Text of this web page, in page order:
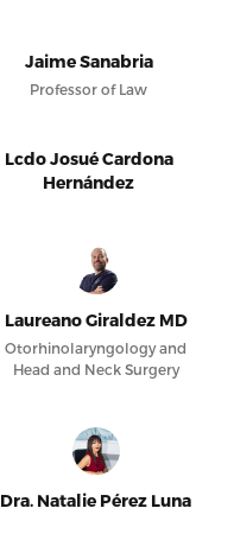
Jaime Sanabria
Professor of Law
Lcdo Josué Cardona
Hernández
Laureano Giraldez MD
Otorhinolaryngology and
Head and Neck Surgery
Dra. Natalie Pérez Luna